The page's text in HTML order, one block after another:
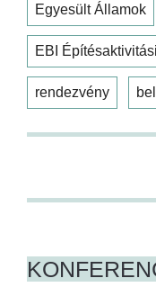
Egyesült Államok
EBI
rendezvény